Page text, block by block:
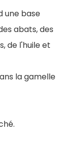
une base
abats, des
de l'huile et
la gamelle